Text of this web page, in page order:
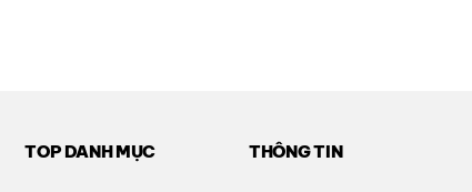
TOP DANH MỤC THÔNG TIN